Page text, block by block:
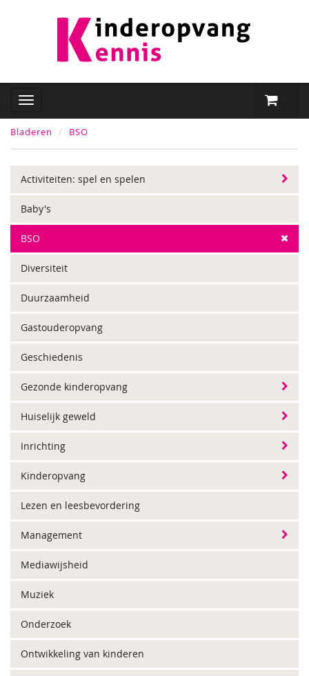
Bladeren BSO
Activiteiten: spel en spelen
Baby's
BSO
Diversiteit
Duurzaamheid
Gastouderopvang
Geschiedenis
Gezonde kinderopvang
Huiselijk geweld
Inrichting
Kinderopvang
Lezen en leesbevordering
Management
Mediawijsheid
Muziek
Onderzoek
Ontwikkeling van kinderen